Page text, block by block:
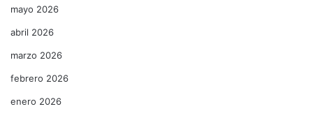
mayo 2026
abril 2026
marzo 2026
febrero 2026
enero 2026